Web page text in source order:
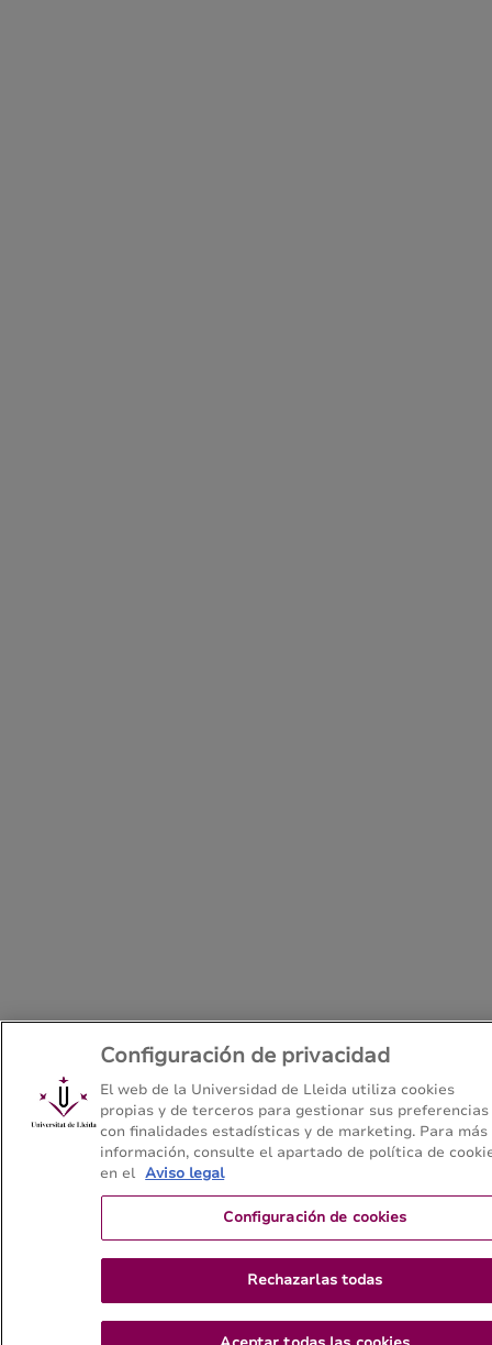
Configuración de privacidad
El web de la Universidad de Lleida utiliza cookies
propias y de terceros para gestionar sus preferencias
con finalidades estadísticas y de marketing. Para más
información, consulte el apartado de política de
en el Aviso legal
Configuración de cookies
Rechazarlas todas